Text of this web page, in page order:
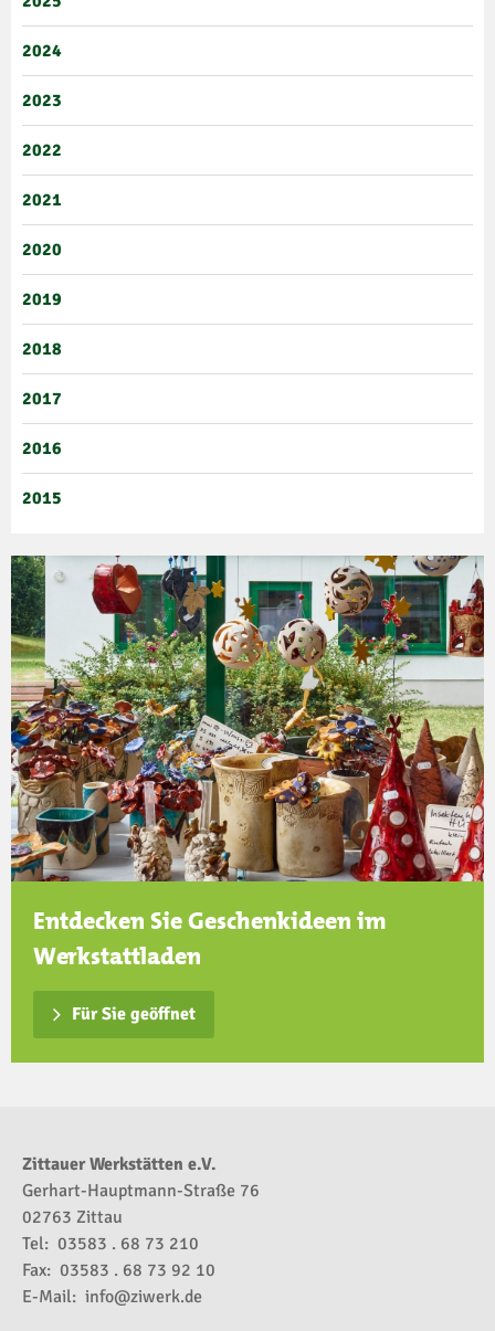
2024
2023
2022
2021
2020
2019
2018
2017
2016
2015
Entdecken Sie Geschenkideen im
Werkstattladen
Für Sie geöffnet
Zittauer Werkstätten e.V.
Gerhart-Hauptmann-Straße 76
02763 Zittau
Tel: 03583 . 68 73 210
Fax: 03583 . 68 73 92 10
E-Mail: info@ziwerk.de